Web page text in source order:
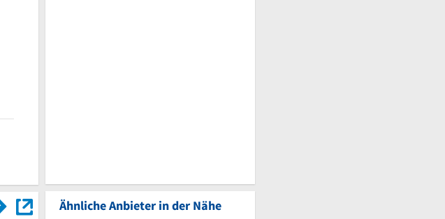
Ähnliche Anbieter in der Nähe